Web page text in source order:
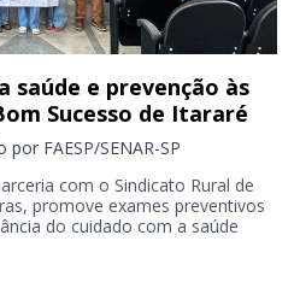
saúde e prevenção às
Sucesso de Itararé
por FAESP/SENAR-SP
com o Sindicato Rural de
promove exames preventivos
do cuidado com a saúde